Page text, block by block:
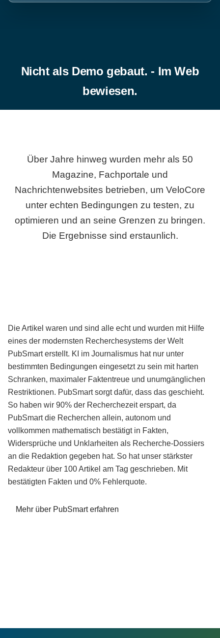
Nicht als Demo gebaut. - Im Web
bewiesen.
Über Jahre hinweg wurden mehr als 50
Magazine, Fachportale und
Nachrichtenwebsites betrieben, um VeloCore
unter echten Bedingungen zu testen, zu
optimieren und an seine Grenzen zu bringen.
Die Ergebnisse sind erstaunlich.
Die Artikel waren und sind alle echt und wurden mit Hilfe
eines der modernsten Recherchesystems der Welt
PubSmart erstellt. KI im Journalismus hat nur unter
bestimmten Bedingungen eingesetzt zu sein mit harten
Schranken, maximaler Faktentreue und unumgänglichen
Restriktionen. PubSmart sorgt dafür, dass das geschieht.
So haben wir 90% der Recherchezeit erspart, da
PubSmart die Recherchen allein, autonom und
vollkommen mathematisch bestätigt in Fakten,
Widersprüche und Unklarheiten als Recherche-Dossiers
an die Redaktion gegeben hat. So hat unser stärkster
Redakteur über 100 Artikel am Tag geschrieben. Mit
bestätigten Fakten und 0% Fehlerquote.
Mehr über PubSmart erfahren